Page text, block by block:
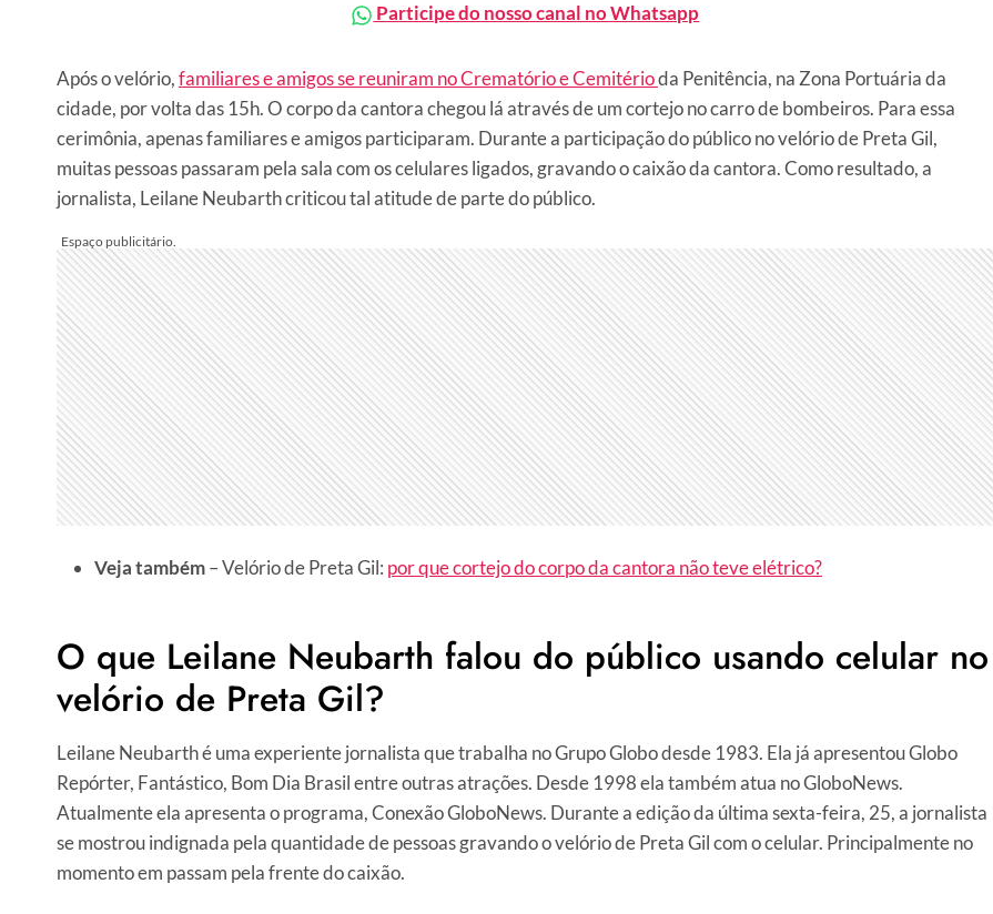
Participe do nosso canal no Whatsapp
Após o velório,familiares e amigos se reuniram no Crematório e Cemitérioda Penitência, na Zona Portuária da
cidade, por volta das 15h. O corpo da cantora chegou lá através de um cortejo no carro de bombeiros. Para essa
cerimônia, apenas familiares e amigos participaram. Durante a participação do público no velório de Preta Gil,
muitas pessoas passaram pela sala com os celulares ligados, gravando o caixão da cantora. Como resultado, a
jornalista, Leilane Neubarth criticou tal atitude de parte do público.
Veja também– Velório de Preta Gil: por que cortejo do corpo da cantora não teve elétrico?
O que Leilane Neubarth falou do público usando celular no
velório de Preta Gil?
Leilane Neubarth é uma experiente jornalista que trabalha no Grupo Globo desde 1983. Ela já apresentou Globo
Repórter, Fantástico, Bom Dia Brasil entre outras atrações. Desde 1998 ela também atua no GloboNews.
Atualmente ela apresenta o programa, Conexão GloboNews. Durante a edição da última sexta-feira, 25, a jornalista
se mostrou indignada pela quantidade de pessoas gravando o velório de Preta Gil com o celular. Principalmente no
momento em passam pela frente do caixão.